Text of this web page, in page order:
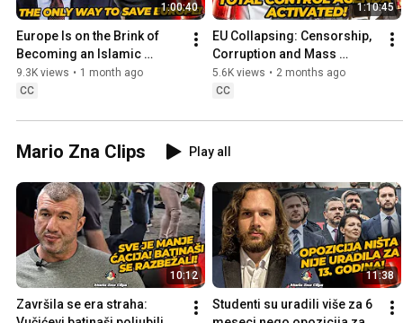
1:00:40
Europe Is on the Brink of
Becoming an Islamic
Caliphate | Martin Sellner |
Mario ZNA EP. 380
9.3K views • 1 month ago
CC
1:10:45
EU Collapsing: Censorship,
Corruption and Mass
Migration | Sebastián
Lukomski | Mario ZNA, EP.
5.6K views • 2 months ago
CC
Mario Zna Clips Play all
10:12
Završila se era straha:
11:38
Studenti su uradili više za 6